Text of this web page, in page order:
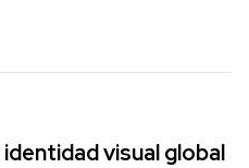
visual global